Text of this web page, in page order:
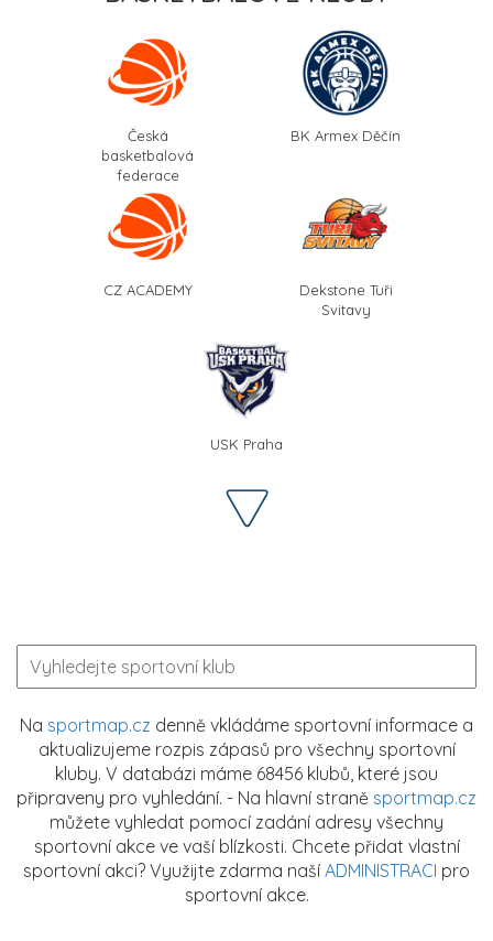
Česká
basketbalová
federace
BK Armex Děčín
CZ ACADEMY
Dekstone Tuři
Svitavy
USK Praha
Na sportmap.cz denně vkládáme sportovní informace a
aktualizujeme rozpis zápasů pro všechny sportovní
kluby. V databázi máme 68456 klubů, které jsou
připraveny pro vyhledání. - Na hlavní straně sportmap.cz
můžete vyhledat pomocí zadání adresy všechny
sportovní akce ve vaší blízkosti. Chcete přidat vlastní
sportovní akci? Využijte zdarma naší ADMINISTRACI pro
sportovní akce.